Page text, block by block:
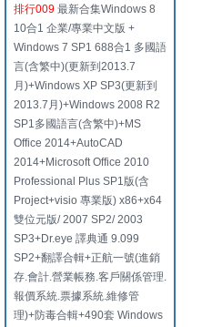
排行009 最新合集Windows 8
10合1 企業/專業中文版 +
Windows 7 SP1 688合1 多國語
言(含繁中)(更新到2013.7
月)+Windows XP SP3(更新到
2013.7月)+Windows 2008 R2
SP1多國語言(含繁中)+MS
Office 2014+AutoCAD
2014+Microsoft Office 2010
Professional Plus SP1版(含
Project+visio 專業版) x86+x64
雙位元版/ 2007 SP2/ 2003
SP3+Dr.eye 譯典通 9.099
SP2+翻譯合輯+正航一號(進銷
存.會計.營業帳務.客戶關係管理.
報價系統.票據系統.維修管
理)+防毒合輯+490套 Windows